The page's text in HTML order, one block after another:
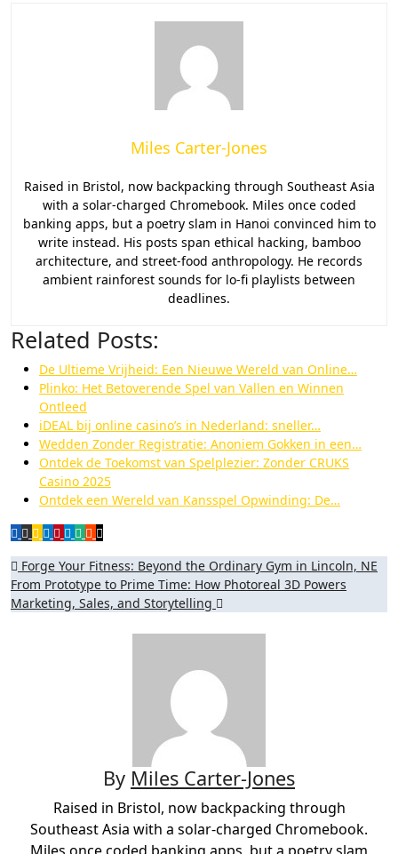
Miles Carter-Jones
Raised in Bristol, now backpacking through Southeast Asia
with a solar-charged Chromebook. Miles once coded
banking apps, but a poetry slam in Hanoi convinced him to
write instead. His posts span ethical hacking, bamboo
architecture, and street-food anthropology. He records
ambient rainforest sounds for lo-fi playlists between
deadlines.
Related Posts:
De Ultieme Vrijheid: Een Nieuwe Wereld van Online…
Plinko: Het Betoverende Spel van Vallen en Winnen
Ontleed
iDEAL bij online casino’s in Nederland: sneller…
Wedden Zonder Registratie: Anoniem Gokken in een…
Ontdek de Toekomst van Spelplezier: Zonder CRUKS
Casino 2025
Ontdek een Wereld van Kansspel Opwinding: De…
Post
navigation
Forge Your Fitness: Beyond the Ordinary Gym in Lincoln, NE
From Prototype to Prime Time: How Photoreal 3D Powers
Marketing, Sales, and Storytelling
By Miles Carter-Jones
Raised in Bristol, now backpacking through
Southeast Asia with a solar-charged Chromebook.